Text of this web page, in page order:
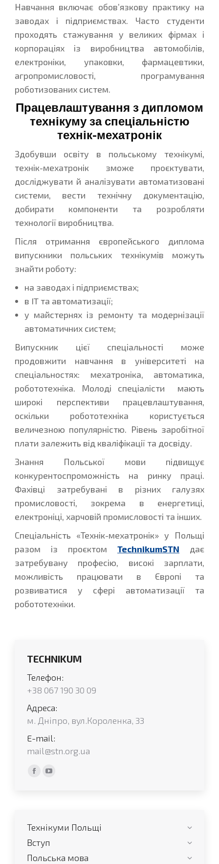
Навчання включає обов’язкову практику на
заводах і підприємствах. Часто студенти
проходять стажування у великих фірмах і
корпораціях із виробництва автомобілів,
електроніки, упаковки, фармацевтики,
агропромисловості, програмування
роботизованих систем.
Працевлаштування з дипломом
технікуму за спеціальністю
технік-мехатронік
Здобувши освіту в польському технікумі,
технік-мехатронік зможе проєктувати,
досліджувати й аналізувати автоматизовані
системи, вести технічну документацію,
добирати компоненти та розробляти
технології виробництва.
Після отримання європейського диплома
випускники польських технікумів можуть
знайти роботу:
на заводах і підприємствах;
в IT та автоматизації;
у майстернях із ремонту та модернізації
автоматичних систем;
Випускник цієї спеціальності може
продовжити навчання в університеті на
спеціальностях: мехатроніка, автоматика,
робототехніка. Молоді спеціалісти мають
широкі перспективи працевлаштування,
оскільки робототехніка користується
величезною популярністю. Рівень заробітної
плати залежить від кваліфікації та досвіду.
Знання Польської мови підвищує
конкурентоспроможність на ринку праці.
Фахівці затребувані в різних галузях
промисловості, зокрема в енергетиці,
електроніці, харчовій промисловості та інших.
Спеціальність «Технік-мехатронік» у Польщі
разом із проєктом TechnikumSTN дає
затребувану професію, високі зарплати,
можливість працювати в Європі та
розвиватися у сфері автоматизації та
робототехніки.
TECHNIKUM
Телефон:
+38 067 190 30 09
Адреса:
м. Дніпро, вул.Короленка, 33
E-mail:
mail@stn.org.ua
Find us on:
Facebook
новому
вікні
новому
вікні
Технікуми Польщі
Вступ
Польська мова